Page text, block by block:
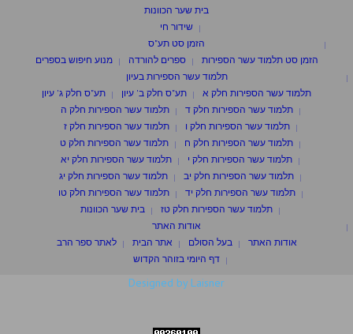
בית שער הכוונות
שידור חי
הזמן סט תע"ס
הזמן סט תלמוד עשר הספירות
ספרים להורדה
מנוע חיפוש בספרים
תלמוד עשר הספירות בעיון
תלמוד עשר הספירות חלק א
תע"ס חלק ב' עיון
תע"ס חלק ג' עיון
תלמוד עשר הספירות חלק ד
תלמוד עשר הספירות חלק ה
תלמוד עשר הספירות חלק ו
תלמוד עשר הספירות חלק ז
תלמוד עשר הספירות חלק ח
תלמוד עשר הספירות חלק ט
תלמוד עשר הספירות חלק י
תלמוד עשר הספירות חלק יא
תלמוד עשר הספירות חלק יב
תלמוד עשר הספירות חלק יג
תלמוד עשר הספירות חלק יד
תלמוד עשר הספירות חלק טו
תלמוד עשר הספירות חלק טז
בית שער הכוונות
אודות האתר
אודות האתר
בעל הסולם אתר הבית
לאתר ספר הרב
דף היומי בזוהר הקדוש
Designed by Laisner